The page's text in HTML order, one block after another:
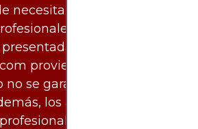
necesitarlo, debe
especializados.
por
proviene de fuentes
no se garantiza su exactitud
los análisis pueden
calificados y